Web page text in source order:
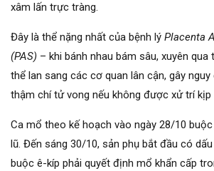
xâm lấn trực tràng.
Đây là thể nặng nhất của bệnh lý Placenta
(PAS) – khi bánh nhau bám sâu, xuyên
thể lan sang các cơ quan lân cận, gây
thậm chí tử vong nếu không được xử trí kịp
Ca mổ theo kế hoạch vào ngày 28/10
lũ. Đến sáng 30/10, sản phụ bắt đầu có
buộc ê-kíp phải quyết định mổ khẩn cấp